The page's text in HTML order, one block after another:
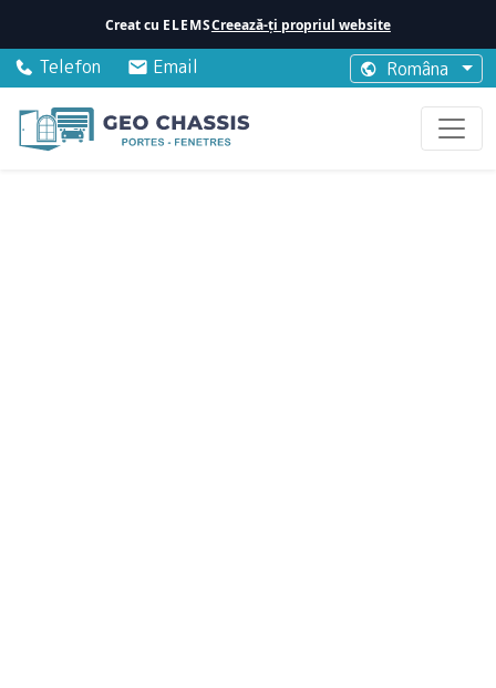
Creat cu ELEMSCreează-ți propriul website
Telefon Email Româna